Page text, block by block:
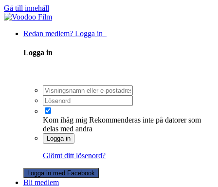
Gå till innehåll
Redan medlem? Logga in
Logga in
Kom ihåg mig Rekommenderas inte på datorer som
delas med andra
Logga in
Glömt ditt lösenord?
Logga in med Facebook
Bli medlem